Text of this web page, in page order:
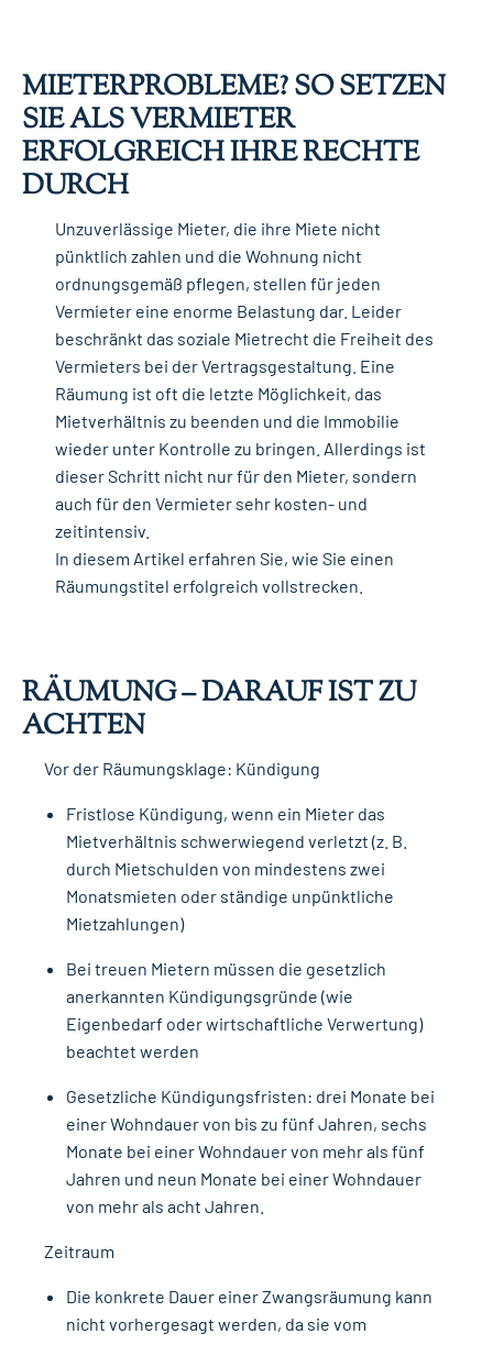
MIETERPROBLEME? SO SETZEN
SIE ALS VERMIETER
ERFOLGREICH IHRE RECHTE
DURCH
Unzuverlässige Mieter, die ihre Miete nicht
pünktlich zahlen und die Wohnung nicht
ordnungsgemäß pflegen, stellen für jeden
Vermieter eine enorme Belastung dar. Leider
beschränkt das soziale Mietrecht die Freiheit des
Vermieters bei der Vertragsgestaltung. Eine
Räumung ist oft die letzte Möglichkeit, das
Mietverhältnis zu beenden und die Immobilie
wieder unter Kontrolle zu bringen. Allerdings ist
dieser Schritt nicht nur für den Mieter, sondern
auch für den Vermieter sehr kosten- und
zeitintensiv.
In diesem Artikel erfahren Sie, wie Sie einen
Räumungstitel erfolgreich vollstrecken.
RÄUMUNG – DARAUF IST ZU
ACHTEN
Vor der Räumungsklage: Kündigung
Fristlose Kündigung, wenn ein Mieter das
Mietverhältnis schwerwiegend verletzt (z. B.
durch Mietschulden von mindestens zwei
Monatsmieten oder ständige unpünktliche
Mietzahlungen)
Bei treuen Mietern müssen die gesetzlich
anerkannten Kündigungsgründe (wie
Eigenbedarf oder wirtschaftliche Verwertung)
beachtet werden
Gesetzliche Kündigungsfristen: drei Monate bei
einer Wohndauer von bis zu fünf Jahren, sechs
Monate bei einer Wohndauer von mehr als fünf
Jahren und neun Monate bei einer Wohndauer
von mehr als acht Jahren.
Zeitraum
Die konkrete Dauer einer Zwangsräumung kann
nicht vorhergesagt werden, da sie vom